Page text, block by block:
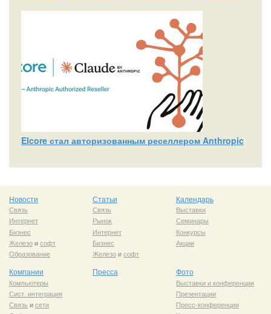
Elcore стал авторизованным реселлером Anthropic
Новости
Связь
Интернет
Бизнес
Железоисофт
Образование
Статьи
Связь
Рынок
Интернет
Бизнес
Железоисофт
Календарь
Выставки
Семинары
Конкурсы
Акции
Компании
Компьютеры
Сист. интеграция
Связь исети
Пресса Фото
Выставки и конференции
Презентации
Пресс-конференции